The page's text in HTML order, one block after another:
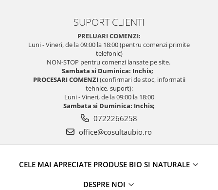
SUPORT CLIENTI
PRELUARI COMENZI:
Luni - Vineri, de la 09:00 la 18:00 (pentru comenzi primite
telefonic)
NON-STOP pentru comenzi lansate pe site.
Sambata si Duminica: Inchis;
PROCESARI COMENZI(confirmari de stoc, informatii
tehnice, suport):
Luni - Vineri, de la 09:00 la 18:00
Sambata si Duminica: Inchis;
0722266258
office@cosultaubio.ro
CELE MAI APRECIATE PRODUSE BIO SI NATURALE
DESPRE NOI